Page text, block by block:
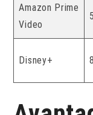
Amazon Prime
Video
Disney+